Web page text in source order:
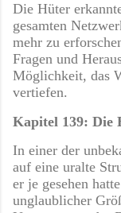
Die Hüter
gesamten
mehr zu
Fragen und
Möglichkeit, das
vertiefen.
Kapitel 139: Die
In einer der
auf eine uralte
er je gesehen
unglaublicher